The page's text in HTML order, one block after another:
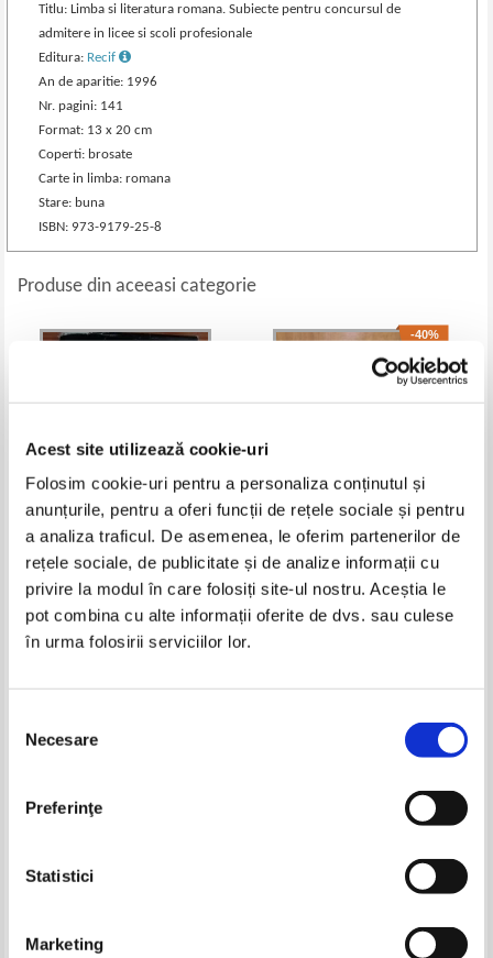
Acest site utilizează cookie-uri
Folosim cookie-uri pentru a personaliza conținutul și
anunțurile, pentru a oferi funcții de rețele sociale și pentru
a analiza traficul. De asemenea, le oferim partenerilor de
rețele sociale, de publicitate și de analize informații cu
privire la modul în care folosiți site-ul nostru. Aceștia le
pot combina cu alte informații oferite de dvs. sau culese
în urma folosirii serviciilor lor.
consimțământului
Necesare
Preferinţe
Statistici
Marketing
Titlu: Limba si literatura romana. Subiecte pentru concursul de
admitere in licee si scoli profesionale
Editura: Recif
An de aparitie: 1996
Nr. pagini: 141
Format: 13 x 20 cm
Coperti: brosate
Carte in limba: romana
Stare: buna
ISBN: 973-9179-25-8
Produse din aceeasi categorie
Valeria Botis - Sintaxa
propozitiei
Pret:10,00 Lei
Adaugă în coș
-40%
Mircea Mot - Gramatica de la A
la Z
Pret:17,00Lei 10,20 Lei
Probleme de stilistica
Florin Ionita, Mihail Stan,